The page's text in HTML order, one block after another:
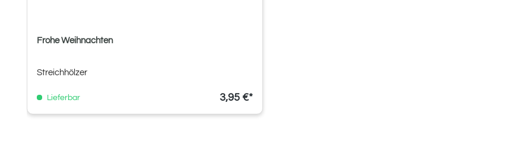
Frohe Weihnachten
Streichhölzer
Lieferbar 3,95 €*